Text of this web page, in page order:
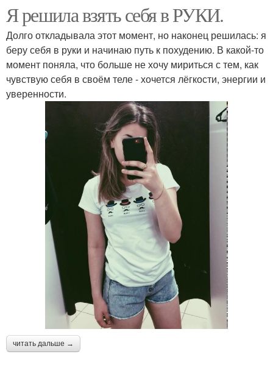
Я решила взять себя в РУКИ.
Долго откладывала этот момент, но наконец решилась: я
беру себя в руки и начинаю путь к похудению. В какой-то
момент поняла, что больше не хочу мириться с тем, как
чувствую себя в своём теле - хочется лёгкости, энергии и
уверенности.
читать дальше →